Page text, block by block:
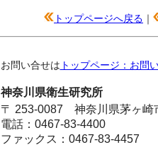
トップページへ戻る ｜
お問い合せは トップページ：お問
神奈川県衛生研究所
〒 253-0087 神奈川県茅ヶ崎
電話：0467-83-4400
ファックス：0467-83-4457